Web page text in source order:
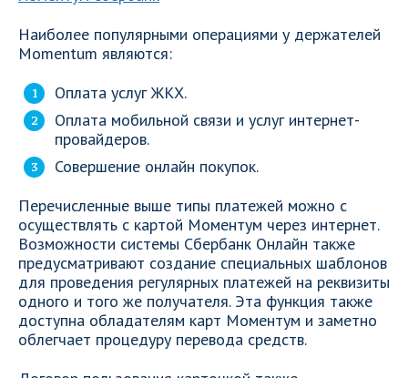
Наиболее популярными операциями у держателей
Momentum являются:
Оплата услуг ЖКХ.
Оплата мобильной связи и услуг интернет-
провайдеров.
Совершение онлайн покупок.
Перечисленные выше типы платежей можно с
осуществлять с картой Моментум через интернет.
Возможности системы Сбербанк Онлайн также
предусматривают создание специальных шаблонов
для проведения регулярных платежей на реквизиты
одного и того же получателя. Эта функция также
доступна обладателям карт Моментум и заметно
облегчает процедуру перевода средств.